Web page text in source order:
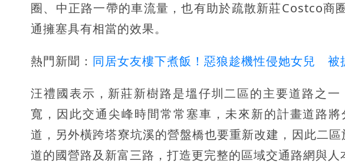
圈、中正路一帶的車流量，也有助於疏散新莊Costco商
通擁塞具有相當的效果。
熱門新聞： 同居女友樓下煮飯！惡狼趁機性侵她女兒 被
汪禮國表示，新莊新樹路是塭仔圳二區的主要道路之
寬，因此交通尖峰時間常常塞車，未來新的計畫道路
道，另外橫跨塔寮坑溪的營盤橋也要重新改建，因此二
道的國營路及新富三路，打造更完整的區域交通路網與人